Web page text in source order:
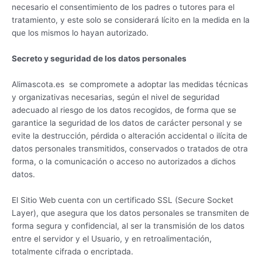
necesario el consentimiento de los padres o tutores para el
tratamiento, y este solo se considerará lícito en la medida en la
que los mismos lo hayan autorizado.
Secreto y seguridad de los datos personales
Alimascota.es se compromete a adoptar las medidas técnicas
y organizativas necesarias, según el nivel de seguridad
adecuado al riesgo de los datos recogidos, de forma que se
garantice la seguridad de los datos de carácter personal y se
evite la destrucción, pérdida o alteración accidental o ilícita de
datos personales transmitidos, conservados o tratados de otra
forma, o la comunicación o acceso no autorizados a dichos
datos.
El Sitio Web cuenta con un certificado SSL (Secure Socket
Layer), que asegura que los datos personales se transmiten de
forma segura y confidencial, al ser la transmisión de los datos
entre el servidor y el Usuario, y en retroalimentación,
totalmente cifrada o encriptada.